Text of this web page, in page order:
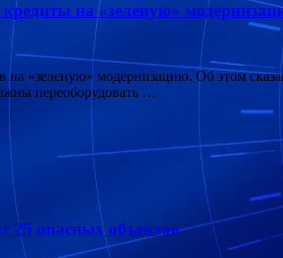
на «зеленую»
на «зеленую» модернизацию. Об этом
переоборудовать …
25 опасных объектов